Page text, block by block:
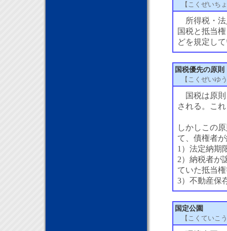
【こくぜいち
所得税・法
国税と抵当
どを規定し
国税優先の原則
【こくぜいゆ
国税は原則
される。こ
しかしこの
て、債権者
1）法定納期
2）納税者が
ていた抵当
3）不動産保
国定公園
【こくていこ